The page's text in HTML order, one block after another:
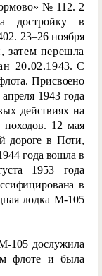
№ 112. 2
достройку в
23–26 ноября
затем перешла
20.02.1943. С
Присвоено
1943 года
действиях на
12 мая
дороге в Поти,
года вошла в
1953 года
в
лодка М-105
105 дослужила
флоте и была